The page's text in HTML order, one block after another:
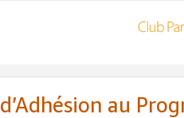
au